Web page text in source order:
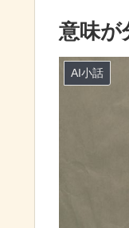
意味が
AI小話